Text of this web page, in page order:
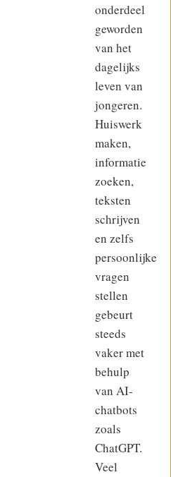
onderdeel
geworden
van het
dagelijks
leven van
jongeren.
Huiswerk
maken,
informatie
zoeken,
teksten
schrijven
en zelfs
persoonlijke
vragen
stellen
gebeurt
steeds
vaker met
behulp
van AI-
chatbots
zoals
ChatGPT.
Veel